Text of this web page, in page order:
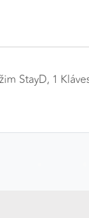
StayD, 1